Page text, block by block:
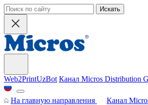
Искать
Web2PrintUzBot Канал Micros Distribution
На главную направления
Канал